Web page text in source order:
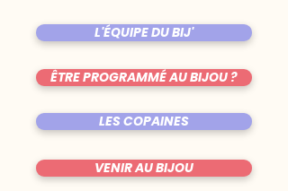
L'ÉQUIPE DU BIJ'
ÊTRE PROGRAMMÉ AU BIJOU ?
LES COPAINES
VENIR AU BIJOU